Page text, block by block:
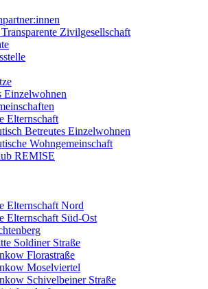
Zivilgesellschaft
Einzelwohnen
Elternschaft
Betreutes Einzelwohnen
Wohngemeinschaft
REMISE
Elternschaft Nord
Elternschaft Süd-Ost
Soldiner Straße
Florastraße
Moselviertel
Schivelbeiner Straße